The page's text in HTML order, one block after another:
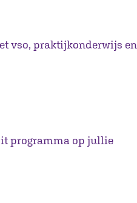
vso, praktijkonderwijs en
programma op jullie